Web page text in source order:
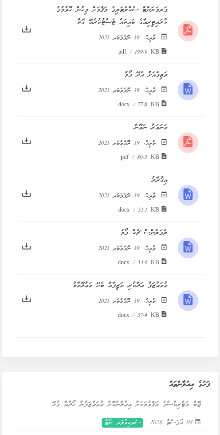
ޕަރމަނަންޓް ސެކްރެޓަރީގެ މަޤާމަށް މީހުން ހޮވުމުގެ
ކްރައިޓީރިއާގެ ބައިތައް ޓެސްޓުކުރެވޭ ގޮތް
ތާރީޚް:
19 ނޮވެމްބަރ 2021
pdf / 199.9 KB
ވަޒީފާއަށް އެދޭ ފޯމު
ތާރީޚް:
19 ނޮވެމްބަރ 2021
docx / 77.8 KB
ވަނަވަރު ނަމޫނާ
ތާރީޚް:
19 ނޮވެމްބަރ 2021
pdf / 80.5 KB
އިޤުރާރު
ތާރީޚް:
19 ނޮވެމްބަރ 2021
docx / 51.1 KB
ރެފަރެންސް ޗެކް ފޯމު
ތާރީޚް:
19 ނޮވެމްބަރ 2021
docx / 34.6 KB
މުވައްޒަފު އަދާކުރި ވަޒީފާއާ ބެހޭ މަޢުލޫމާތު
ތާރީޚް:
19 ނޮވެމްބަރ 2021
docx / 37.4 KB
ފަހުގެ އިއުލާންތައް
ޖޮބް މެޓްރިކްސްގެ މަޤާމުތަކަށް އިޢުލާންކޮށް މުވައްޒަފުން ހޯދުމާ ގުޅޭ
04 އޯގަސްޓް 2026 ސަރކިއުލަރ ނޯޓް